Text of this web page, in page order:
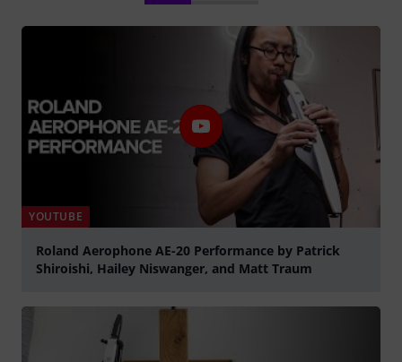
YOUTUBE
Roland Aerophone AE-20 Performance by Patrick
Shiroishi, Hailey Niswanger, and Matt Traum